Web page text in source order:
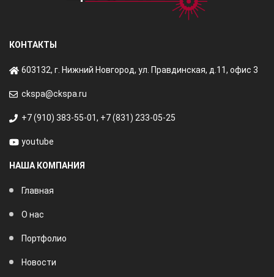
КОНТАКТЫ
603132, г. Нижний Новгород, ул. Правдинская, д.11, офис 3
ckspa@ckspa.ru
+7 (910) 383-55-01, +7 (831) 233-05-25
youtube
НАША КОМПАНИЯ
Главная
О нас
Портфолио
Новости